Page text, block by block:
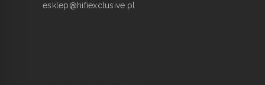
esklep@hifiexclusive.pl